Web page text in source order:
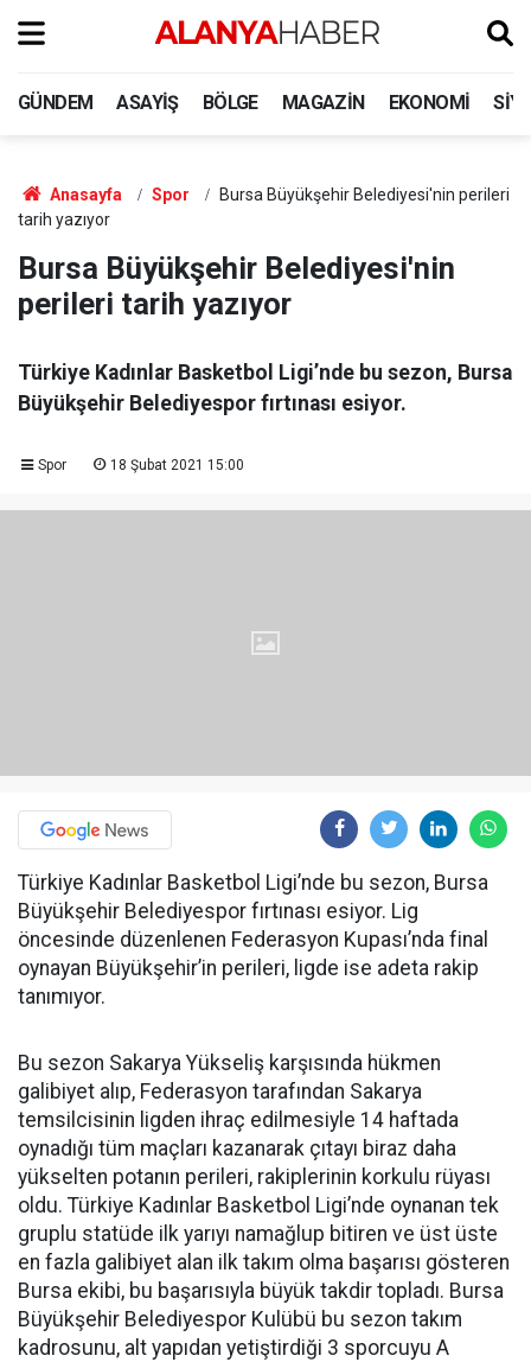
GÜNDEM ASAYIŞ BÖLGE MAGAZIN EKONOMI
Anasayfa Spor
Bursa Büyükşehir Belediyesi'nin perileri
tarih yazıyor
Bursa Büyükşehir Belediyesi'nin
perileri tarih yazıyor
Türkiye Kadınlar Basketbol Ligi’nde bu sezon, Bursa
Büyükşehir Belediyespor fırtınası esiyor.
Spor 18 Şubat 2021 15:00
Türkiye Kadınlar Basketbol Ligi’nde bu sezon, Bursa
Büyükşehir Belediyespor fırtınası esiyor. Lig
öncesinde düzenlenen Federasyon Kupası’nda final
oynayan Büyükşehir’in perileri, ligde ise adeta rakip
tanımıyor.
Bu sezon Sakarya Yükseliş karşısında hükmen
galibiyet alıp, Federasyon tarafından Sakarya
temsilcisinin ligden ihraç edilmesiyle 14 haftada
oynadığı tüm maçları kazanarak çıtayı biraz daha
yükselten potanın perileri, rakiplerinin korkulu rüyası
oldu. Türkiye Kadınlar Basketbol Ligi’nde oynanan tek
gruplu statüde ilk yarıyı namağlup bitiren ve üst üste
en fazla galibiyet alan ilk takım olma başarısı gösteren
Bursa ekibi, bu başarısıyla büyük takdir topladı. Bursa
Büyükşehir Belediyespor Kulübü bu sezon takım
kadrosunu, alt yapıdan yetiştirdiği 3 sporcuyu A